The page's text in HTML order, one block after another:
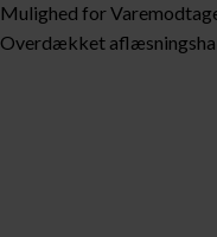
Mulighed for
Overdækket